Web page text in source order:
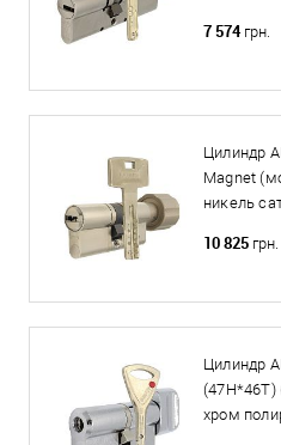
7 574 грн.
Цилиндр
Magnet
никель
10 825 грн.
Цилиндр
(47H*46T)
хром